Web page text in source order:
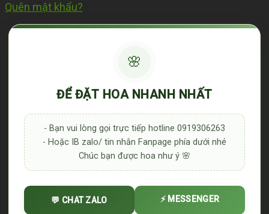
Quên mật khẩu?
🌸
ĐỂ ĐẶT HOA NHANH NHẤT
- Bạn vui lòng gọi trực tiếp hotline 0919306263
- Hoặc IB zalo/ tin nhắn Fanpage phía dưới nhé
Chúc bạn được hoa như ý 🌸
💬 CHAT ZALO ⚡ MESSENGER